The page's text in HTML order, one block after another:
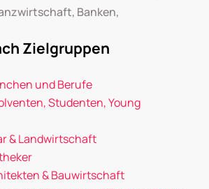
Banken,
Zielgruppen
und Berufe
Studenten, Young
& Landwirtschaft
& Bauwirtschaft